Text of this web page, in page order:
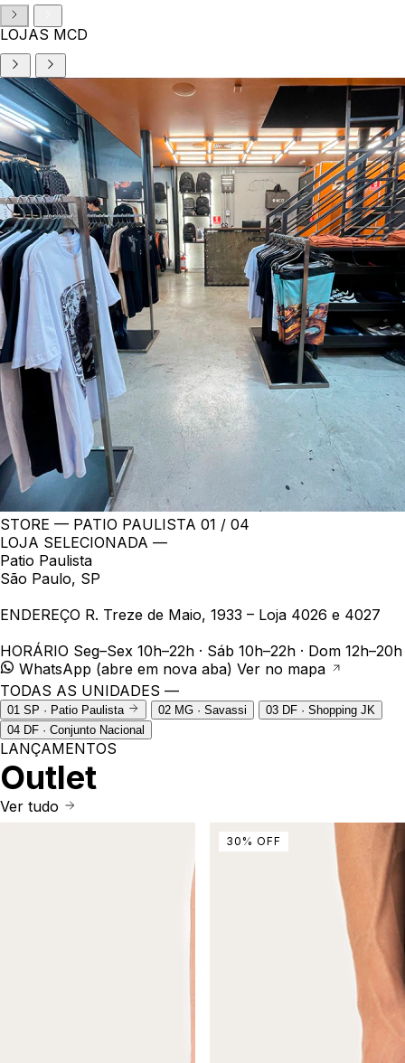
LOJAS MCD
STORE — PATIO PAULISTA 01 / 04
LOJA SELECIONADA —
Patio Paulista
São Paulo, SP
ENDEREÇO R. Treze de Maio, 1933 – Loja 4026 e 4027
HORÁRIO Seg–Sex 10h–22h · Sáb 10h–22h · Dom 12h–20h
WhatsApp (abre em nova aba) Ver no mapa
TODAS AS UNIDADES —
01 SP · Patio Paulista 02 MG · Savassi 03 DF · Shopping JK
04 DF · Conjunto Nacional
LANÇAMENTOS
Outlet
Ver tudo
30 % OFF